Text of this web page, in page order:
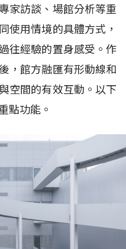
家訪談、場館分析等重
使用情境的具體方式，
往經驗的置身感受。作
，館方融匯有形動線和
空間的有效互動。以下
點功能。